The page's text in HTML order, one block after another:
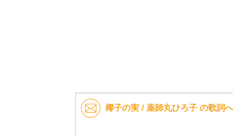
椰子の実 / 薬師丸ひろ子 の歌詞